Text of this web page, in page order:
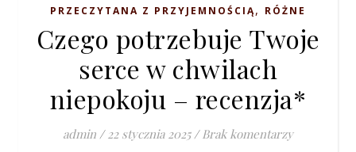
PRZECZYTANA Z PRZYJEMNOŚCIĄ, RÓŻNE
Czego potrzebuje Twoje
serce w chwilach
niepokoju – recenzja*
admin / 22 stycznia 2025 / Brak komentarzy